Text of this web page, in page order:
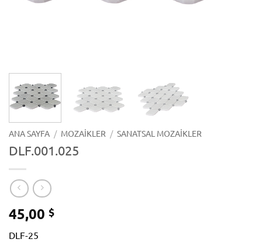
ANA SAYFA / MOZAIKLER / SANATSAL MOZAIKLER
DLF.001.025
45,00 $
DLF-25